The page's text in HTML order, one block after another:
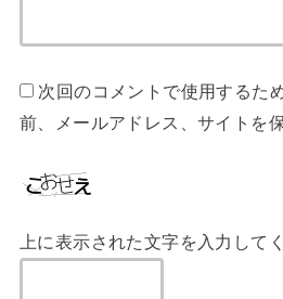
次回のコメントで使用するた
前、メールアドレス、サイトを
上に表示された文字を入力して